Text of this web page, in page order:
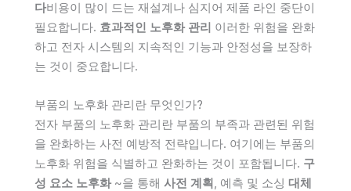
다비용이 많이 드는 재설계나 심지어 제품 라인 중단이
필요합니다. 효과적인 노후화 관리 이러한 위험을 완화
하고 전자 시스템의 지속적인 기능과 안정성을 보장하
는 것이 중요합니다.
부품의 노후화 관리란 무엇인가?
전자 부품의 노후화 관리란 부품의 부족과 관련된 위험
을 완화하는 사전 예방적 전략입니다. 여기에는 부품의
노후화 위험을 식별하고 완화하는 것이 포함됩니다. 구
성 요소 노후화~을 통해 사전 계획 , 예측 및 소싱 대체